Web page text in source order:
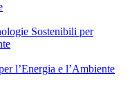
Sostenibili per
l’Energia e l’Ambiente